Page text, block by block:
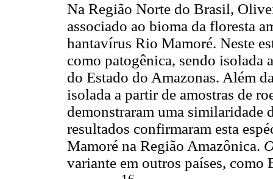
Na Região Norte do Brasil,
associado ao bioma da floresta
hantavírus Rio Mamoré. Neste
como patogênica, sendo isolada
do Estado do Amazonas. Além
isolada a partir de amostras de
demonstraram uma similaridade
resultados confirmaram esta
Mamoré na Região Amazônica.
variante em outros países, como